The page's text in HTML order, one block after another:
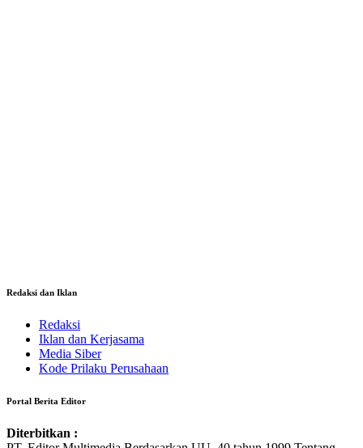
Redaksi dan Iklan
Redaksi
Iklan dan Kerjasama
Media Siber
Kode Prilaku Perusahaan
Portal Berita Editor
Diterbitkan :